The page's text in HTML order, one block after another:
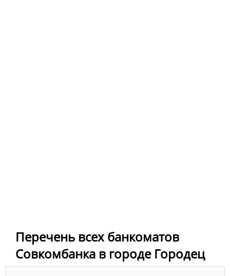
Перечень всех банкоматов
Совкомбанка в городе Городец